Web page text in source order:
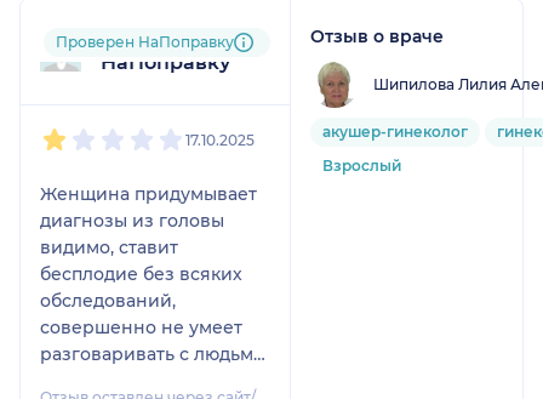
Пользователь
НаПоправку
Проверен НаПоправку
17.10.2025
Женщина придумывает
диагнозы из головы
видимо, ставит
бесплодие без всяких
обследований,
совершенно не умеет
разговаривать с людьми,
Отзыв о враче
Шипилова Лилия
акушер-гинеколог
Взрослый